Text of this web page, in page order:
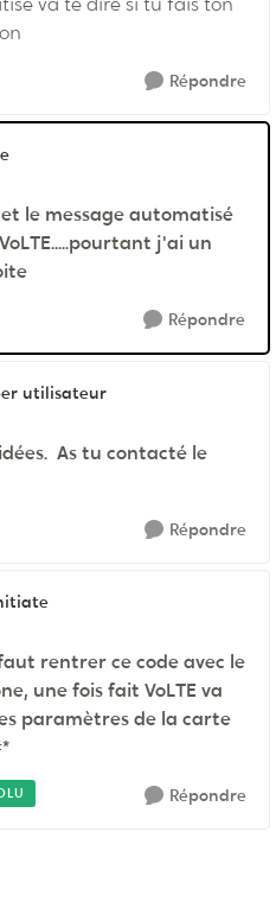
Répondre
le message automatisé
j'ai un
Répondre
utilisateur
As tu contacté le
Répondre
rentrer ce code avec le
une fois fait VoLTE va
paramètres de la carte
Répondre